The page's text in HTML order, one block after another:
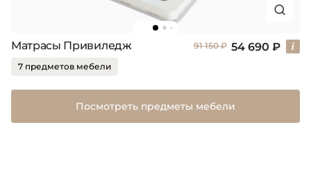
Матрасы Привиледж 91 150 ₽ 54 690 ₽
7 предметов мебели
Посмотреть предметы мебели